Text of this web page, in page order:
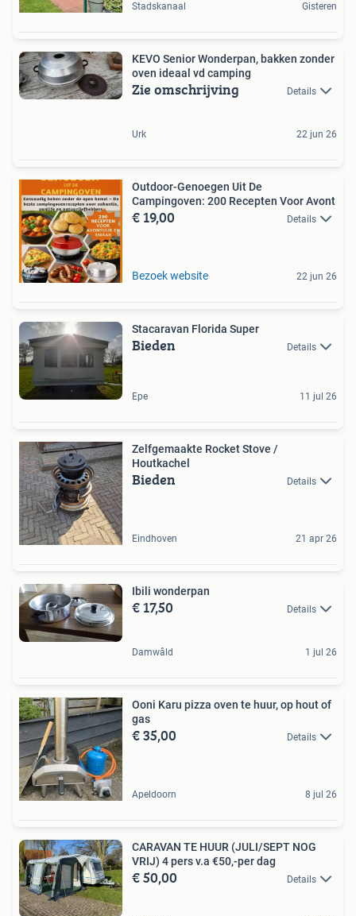
Stadskanaal Gisteren
KEVO Senior Wonderpan, bakken zonder
oven ideaal vd camping
Zie omschrijving Details
Urk 22 jun 26
Outdoor-Genoegen Uit De
Campingoven: 200 Recepten Voor Avont
€ 19,00 Details
Bezoek website 22 jun 26
Stacaravan Florida Super
Bieden Details
Epe 11 jul 26
Zelfgemaakte Rocket Stove /
Houtkachel
Bieden Details
Eindhoven 21 apr 26
Ibili wonderpan
€ 17,50 Details
Damwâld 1 jul 26
Ooni Karu pizza oven te huur, op hout of
gas
€ 35,00 Details
Apeldoorn 8 jul 26
CARAVAN TE HUUR (JULI/SEPT NOG
VRIJ) 4 pers v.a €50,-per dag
€ 50,00 Details